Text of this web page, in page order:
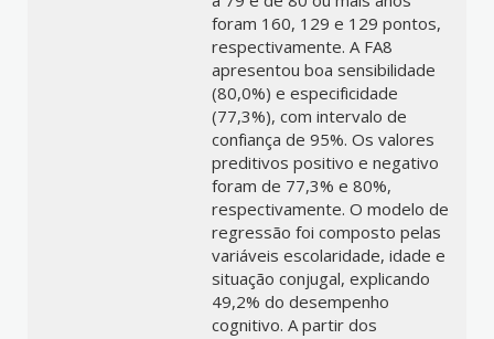
foram 160, 129 e 129 pontos,
respectivamente. A FA8
apresentou boa sensibilidade
(80,0%) e especificidade
(77,3%), com intervalo de
confiança de 95%. Os valores
preditivos positivo e negativo
foram de 77,3% e 80%,
respectivamente. O modelo de
regressão foi composto pelas
variáveis escolaridade, idade e
situação conjugal, explicando
49,2% do desempenho
cognitivo. A partir dos